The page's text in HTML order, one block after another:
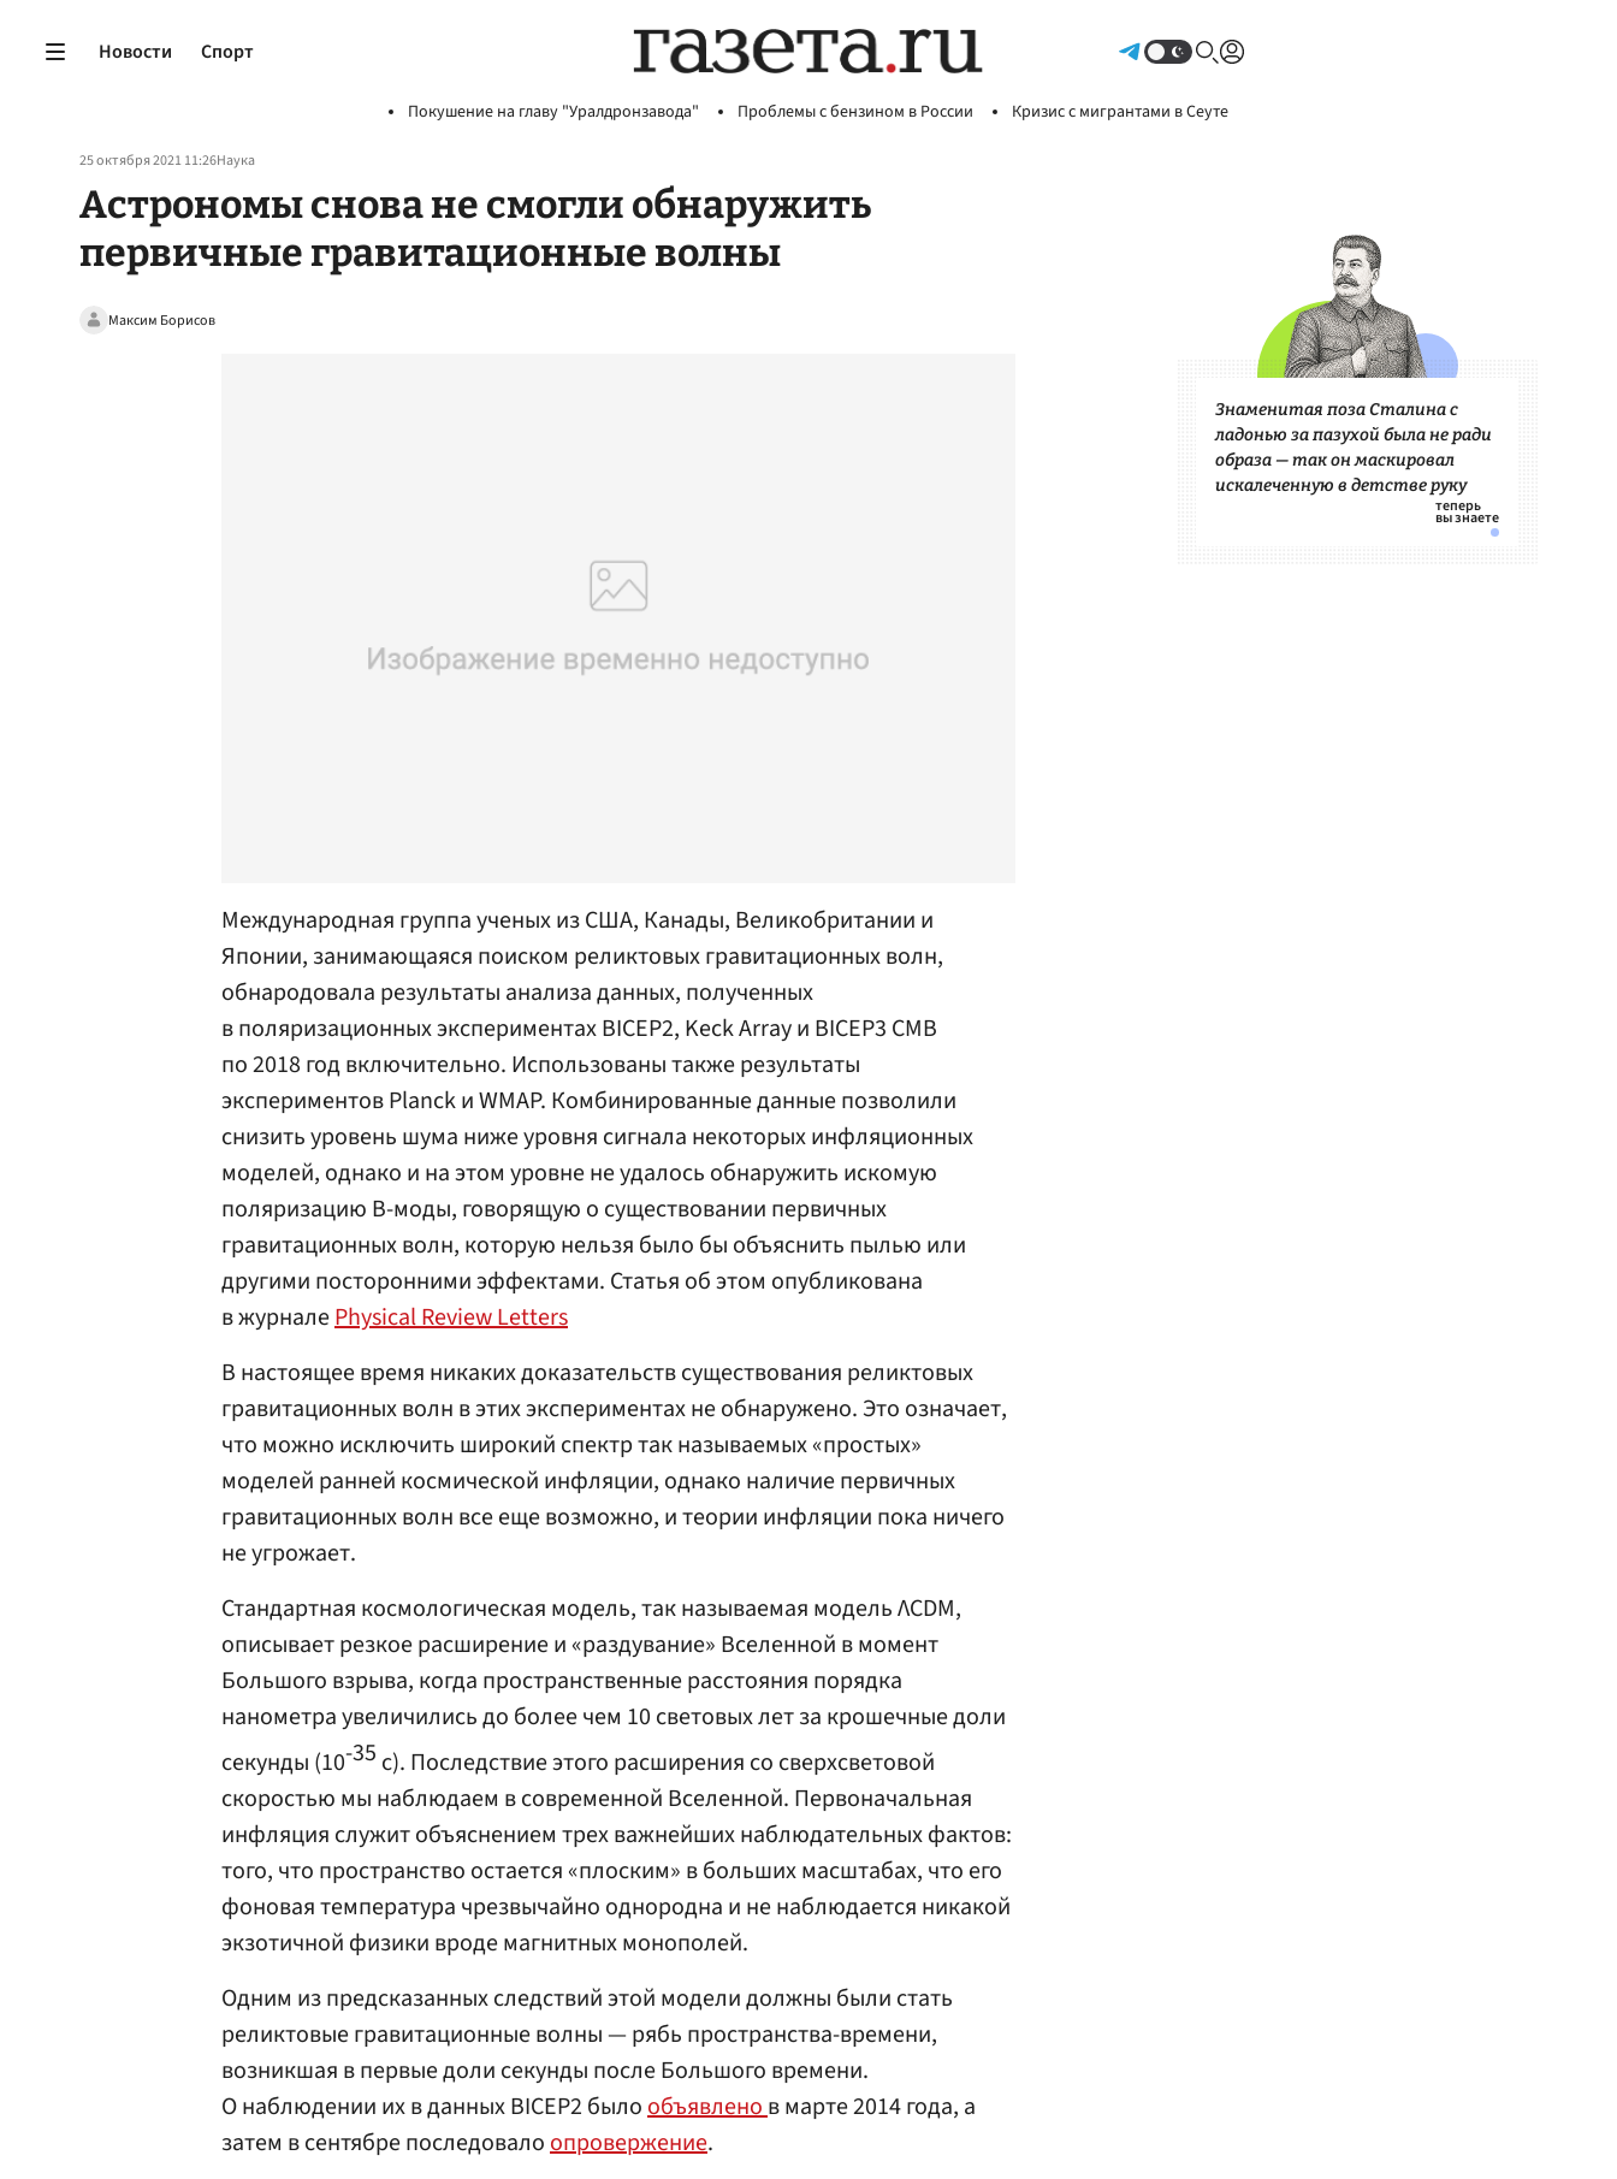
Новости Спорт
Покушение на главу "Уралдронзавода" Проблемы с бензином в России Кризис с мигрантами в Сеуте
25 октября 2021 11:26Наука
Астрономы снова не смогли обнаружить
первичные гравитационные волны
Максим Борисов
Международная группа ученых из США, Канады, Великобритании и
Японии, занимающаяся поиском реликтовых гравитационных волн,
обнародовала результаты анализа данных, полученных
в поляризационных экспериментах BICEP2, Keck Array и BICEP3 CMB
по 2018 год включительно. Использованы также результаты
экспериментов Planck и WMAP. Комбинированные данные позволили
снизить уровень шума ниже уровня сигнала некоторых инфляционных
моделей, однако и на этом уровне не удалось обнаружить искомую
поляризацию B-моды, говорящую о существовании первичных
гравитационных волн, которую нельзя было бы объяснить пылью или
другими посторонними эффектами. Статья об этом опубликована
в журналеPhysical Review Letters
В настоящее время никаких доказательств существования реликтовых
гравитационных волн в этих экспериментах не обнаружено. Это означает,
что можно исключить широкий спектр так называемых «простых»
моделей ранней космической инфляции, однако наличие первичных
гравитационных волн все еще возможно, и теории инфляции пока ничего
не угрожает.
Стандартная космологическая модель, так называемая модель ΛCDM,
описывает резкое расширение и «раздувание» Вселенной в момент
Большого взрыва, когда пространственные расстояния порядка
нанометра увеличились до более чем 10 световых лет за крошечные доли
секунды (10-35 с). Последствие этого расширения со сверхсветовой
скоростью мы наблюдаем в современной Вселенной. Первоначальная
инфляция служит объяснением трех важнейших наблюдательных фактов:
того, что пространство остается «плоским» в больших масштабах, что его
фоновая температура чрезвычайно однородна и не наблюдается никакой
экзотичной физики вроде магнитных монополей.
Одним из предсказанных следствий этой модели должны были стать
реликтовые гравитационные волны — рябь пространства-времени,
возникшая в первые доли секунды после Большого времени.
О наблюдении их в данных BICEP2 былообъявленов марте 2014 года, а
затем в сентябре последовалоопровержение.
Знаменитая поза Сталина с
ладонью за пазухой была не ради
образа — так он маскировал
искалеченную в детстве руку